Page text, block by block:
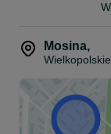
Mosina,
Wielkopolskie